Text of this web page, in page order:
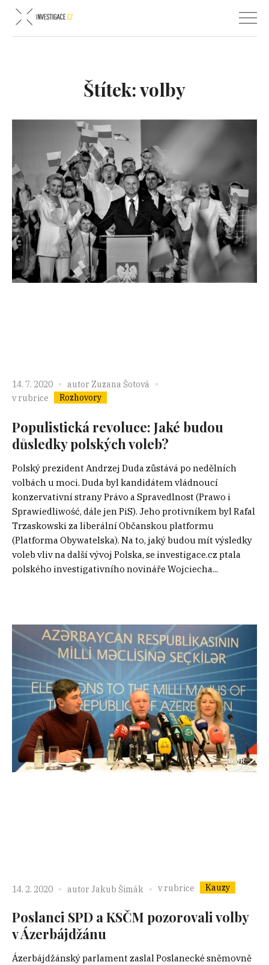
Štítek:volby
14. 7. 2020 autor Zuzana Šotová
v rubrice
Rozhovory
Populistická revoluce: Jaké budou
důsledky polských voleb?
Polský prezident Andrzej Duda zůstává po nedělních
volbách u moci. Duda byl kandidátem vládnoucí
konzervativní strany Právo a Spravedlnost (Prawo i
Sprawiedliwość, dále jen PiS). Jeho protivníkem byl Rafal
Trzaskowski za liberální Občanskou platformu
(Platforma Obywatelska). Na to, jaký budou mít výsledky
voleb vliv na další vývoj Polska, se investigace.cz ptala
polského investigativního novináře Wojciecha...
14. 2. 2020 autor Jakub Šimák v rubrice Kauzy
Poslanci SPD a KSČM pozorovali volby
v Ázerbájdžánu
Ázerbájdžánský parlament zaslal Poslanecké sněmovně